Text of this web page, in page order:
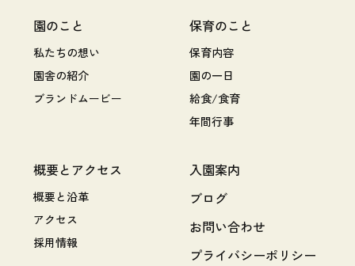
園のこと
私たちの想い
園舎の紹介
ブランドムービー
保育のこと
保育内容
園の一日
給食/食育
年間行事
概要とアクセス
概要と沿革
アクセス
採用情報
入園案内
ブログ
お問い合わせ
プライバシーポリシー